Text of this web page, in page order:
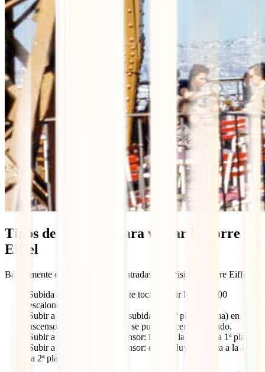
Tipos de entradas para visitar la Torre
Eiffel
Básicamente existen 4 tipos de entradas para visitar la Torre Eiffel:
Subida a la 2ª planta a pie: te tocará subir los casi 700
escalones caminando.
Subir a la 2ª planta a pie + subida a la 3ª planta (cima) en
ascensor: de la 2ª a la 3ª no se puede hacer caminando.
Subir a la 2ª planta en ascensor: incluye la visita a la 1ª planta.
Subir a la 3ª planta en ascensor: esta incluye la visita a la 1ª y
la 2ª planta.